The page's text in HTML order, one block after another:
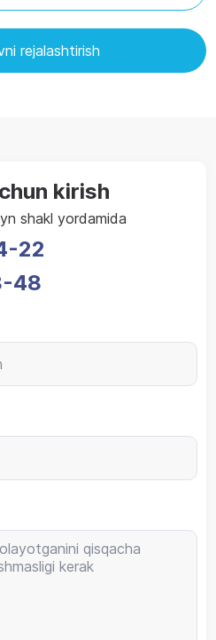
rejalashtirish
kirish
shakl yordamida
22
48